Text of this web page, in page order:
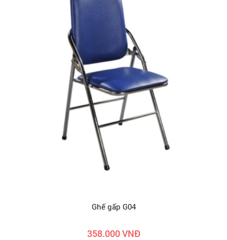
Ghế gấp G04
358.000 VNĐ